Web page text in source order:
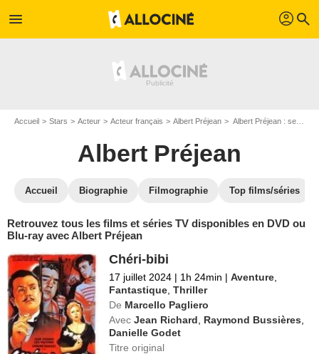
menu profil search
Accueil Stars Acteur Acteur français Albert Préjean Albert Préjean : ses Blu-Ray, DVD, VOD, SVOD
Albert Préjean
Accueil Biographie Filmographie Top films/séries
Retrouvez tous les films et séries TV disponibles en DVD ou
Blu-ray avec Albert Préjean
Chéri-bibi
17 juillet 2024 | 1h 24min | Aventure
Fantastique ,Thriller
De Marcello Pagliero
Avec Jean Richard Raymond Bussières
Danielle Godet
Titre original